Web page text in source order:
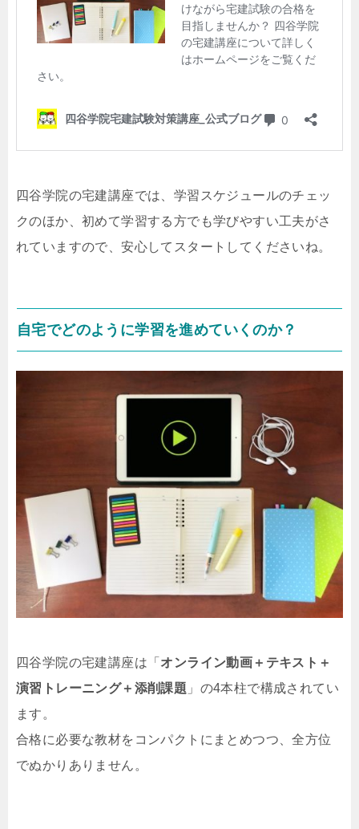
四谷学院の宅建講座では、学習スケジュールのチェッ
クのほか、初めて学習する方でも学びやすい工夫がさ
れていますので、安心してスタートしてくださいね。
自宅でどのように学習を進めていくのか？
四谷学院の宅建講座は「 オンライン動画＋テキスト＋
演習トレーニング＋添削課題 」の4本柱で構成されてい
ます。
合格に必要な教材をコンパクトにまとめつつ、全方位
でぬかりありません。